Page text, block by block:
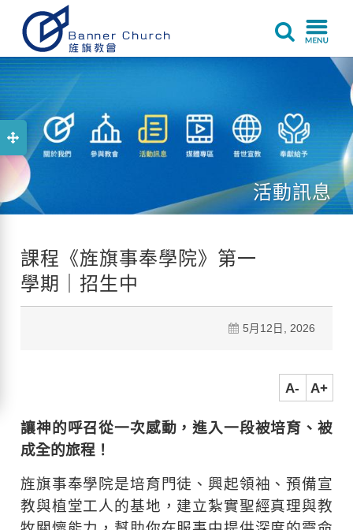
活動訊息
課程《旌旗事奉學院》第一
學期｜招生中
5月12日, 2026
A- A+
讓神的呼召從一次感動，進入一段被培育、被
成全的旅程！
旌旗事奉學院是培育門徒、興起領袖、預備宣
教與植堂工人的基地，建立紮實聖經真理與教